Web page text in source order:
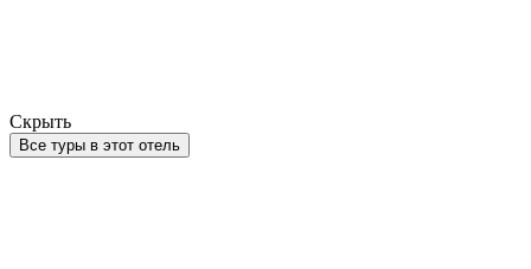
Скрыть
Все туры в этот отель